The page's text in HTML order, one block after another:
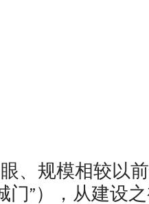
规模相较以前
门”），从建设